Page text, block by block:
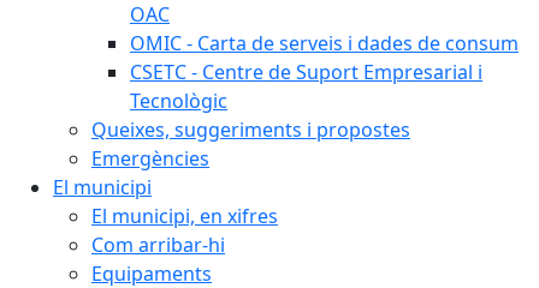
OAC
OMIC - Carta de serveis i dades de consum
CSETC - Centre de Suport Empresarial i
Tecnològic
Queixes, suggeriments i propostes
Emergències
El municipi
El municipi, en xifres
Com arribar-hi
Equipaments